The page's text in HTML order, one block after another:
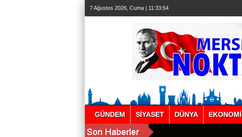
7 Ağustos 2026, Cuma | 11:33:55
GÜNDEM SİYASET DÜNYA EKONOMİ